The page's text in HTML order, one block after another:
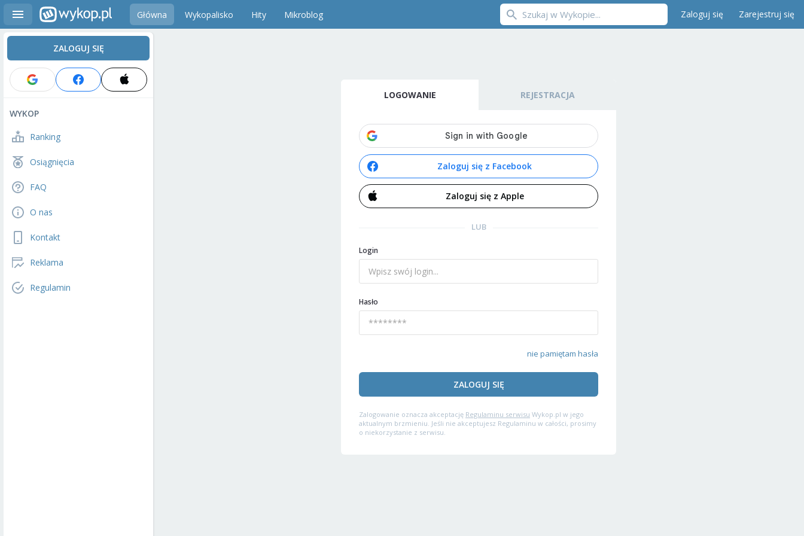
Główna Wykopalisko Hity Mikroblog Zaloguj się Zarejestruj się
ZALOGUJ SIĘ
WYKOP
Ranking
Osiągnięcia
FAQ
O nas
Kontakt
Reklama
Regulamin
LOGOWANIE REJESTRACJA
Zaloguj się z Facebook
Zaloguj się z Apple
LUB
Login
Hasło
nie pamiętam hasła
ZALOGUJ SIĘ
Zalogowanie oznacza akceptację Regulaminu serwisu Wykop.pl w jego
aktualnym brzmieniu. Jeśli nie akceptujesz Regulaminu w całości, prosimy
o niekorzystanie z serwisu.